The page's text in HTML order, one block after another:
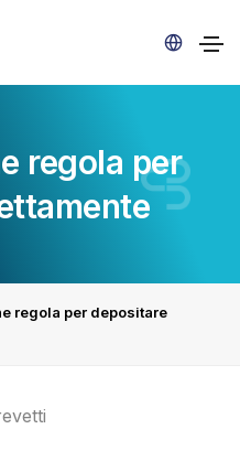
regola per
regola per depositare